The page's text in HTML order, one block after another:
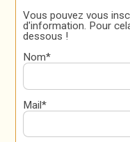
Vous pouvez vous
d'information. Pour
dessous !
Nom*
Mail*